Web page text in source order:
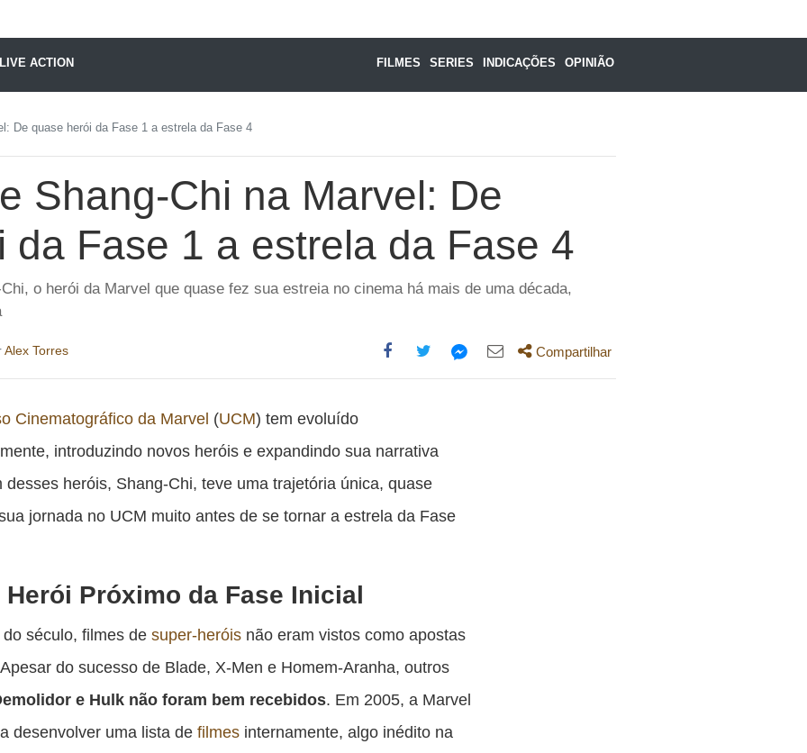
LIVE ACTION FILMES SERIES INDICAÇÕES OPINIÃO
De quase herói da Fase 1 a estrela da Fase 4
Shang-Chi na Marvel: De
da Fase 1 a estrela da Fase 4
o herói da Marvel que quase fez sua estreia no cinema há mais de uma década,
Alex Torres
Compartilhe
Facebook
Compartilhe
Twitter
Compartilhe
Compartilhe
Compartilhar
Cinematográfico da Marvel (UCM) tem evoluído
introduzindo novos heróis e expandindo sua narrativa
desses heróis, Shang-Chi, teve uma trajetória única, quase
jornada no UCM muito antes de se tornar a estrela da Fase
Herói Próximo da Fase Inicial
século, filmes de super-heróis não eram vistos como apostas
do sucesso de Blade, X-Men e Homem-Aranha, outros
e Hulk não foram bem recebidos. Em 2005, a Marvel
desenvolver uma lista defilmes internamente, algo inédito na